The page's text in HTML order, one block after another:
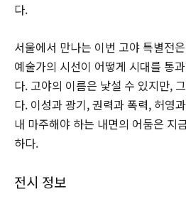
다.
서울에서 만나는 이번 고야 특별전
예술가의 시선이 어떻게 시대를 통
다. 고야의 이름은 낯설 수 있지만,
다. 이성과 광기, 권력과 폭력, 허영
내 마주해야 하는 내면의 어둠은 지
하다.
전시 정보